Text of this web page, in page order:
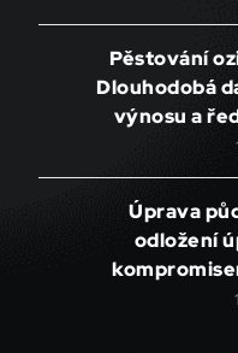
Pěstování
Dlouhodobá
výnosu a
Úprava
odložení